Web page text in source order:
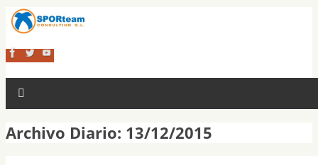
Archivo Diario: 13/12/2015